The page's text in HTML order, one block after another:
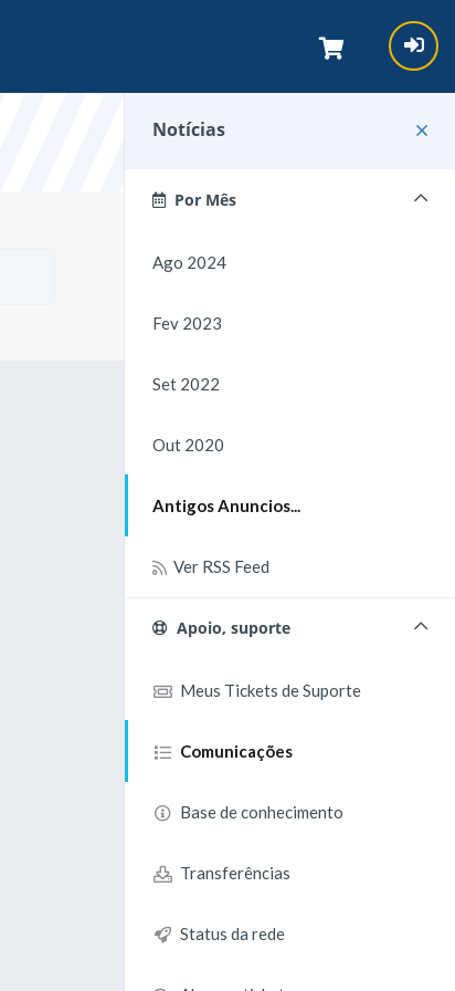
Notícias
Por Mês
Ago 2024
Fev 2023
Set 2022
Out 2020
Antigos Anuncios...
Ver RSS Feed
Apoio, suporte
Meus Tickets de Suporte
Comunicações
Base de conhecimento
Transferências
Status da rede